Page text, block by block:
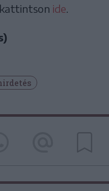
ide.